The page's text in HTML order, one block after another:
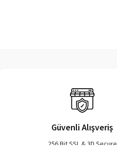
Güvenli Alışveriş
256 Bit SSL & 3D Secure